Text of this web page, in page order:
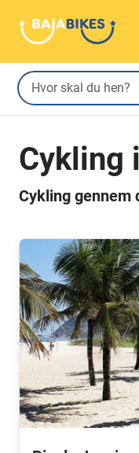
Cykling
Cykling gennem